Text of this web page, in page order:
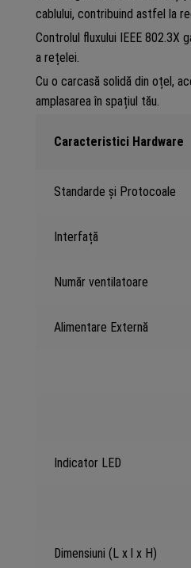
cablului, contribuind astfel la
Controlul fluxului IEEE 802.3X
a rețelei.
Cu o carcasă solidă din oțel,
amplasarea în spațiul tău.
Caracteristici Hardware
Standarde și Protocoale
Interfață
Număr ventilatoare
Alimentare Externă
Indicator LED
Dimensiuni (L x l x H)